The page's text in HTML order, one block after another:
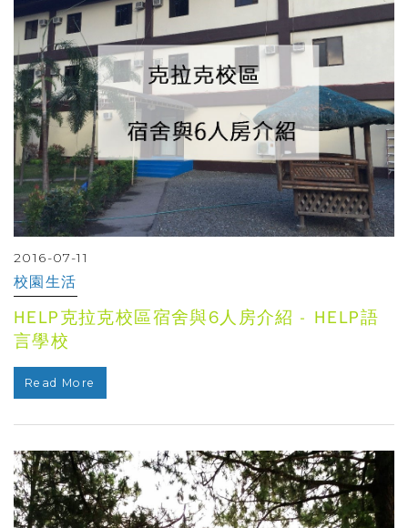
2016-07-11
校園生活
HELP克拉克校區宿舍與6人房介紹 - HELP語
言學校
Read More